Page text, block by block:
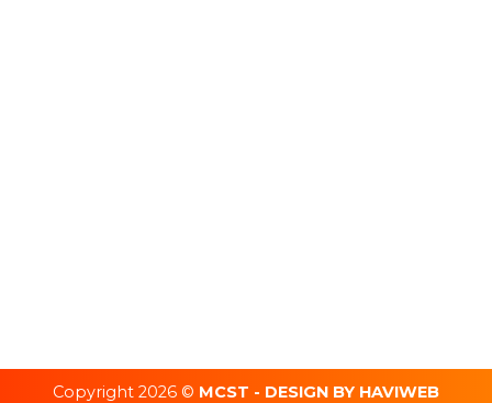
Copyright 2026 © MCST - DESIGN BY HAVIWEB